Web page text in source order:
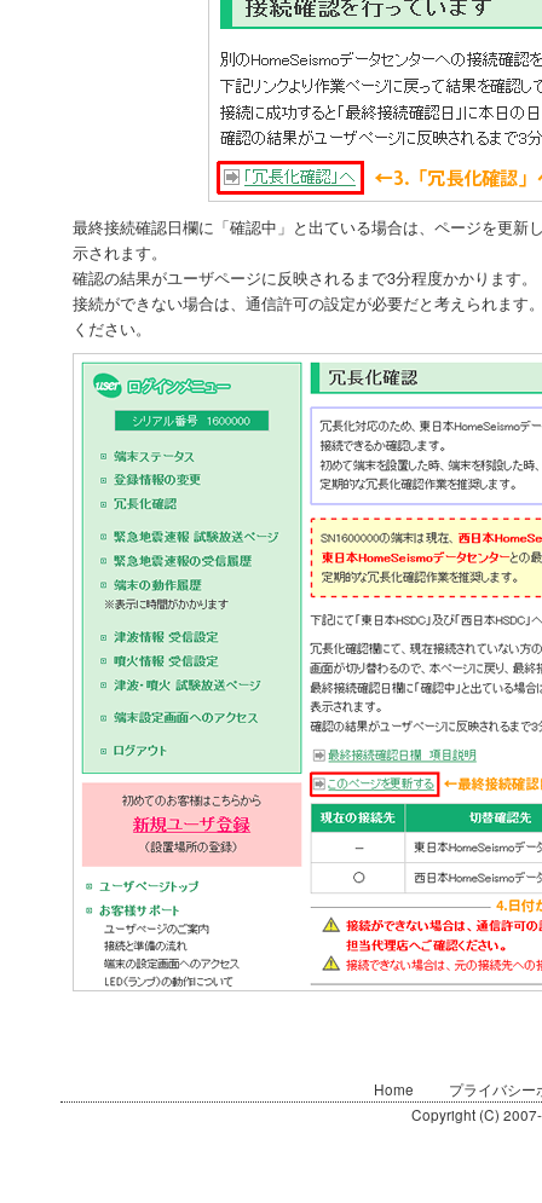
最終接続確認日欄に「確認中」と出ている場合は、ページを更新
示されます。
確認の結果がユーザページに反映されるまで3分程度かかります。
接続ができない場合は、通信許可の設定が必要だと考えられます
ください。
Home
プライバシー
Copyright (C)